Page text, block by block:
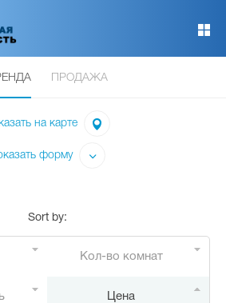
ПРОДАЖА
на карте
форму
Sort by:
Кол-во комнат
Цена